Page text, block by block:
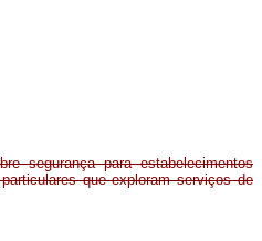
segurança para estabelecimentos
que exploram serviços de